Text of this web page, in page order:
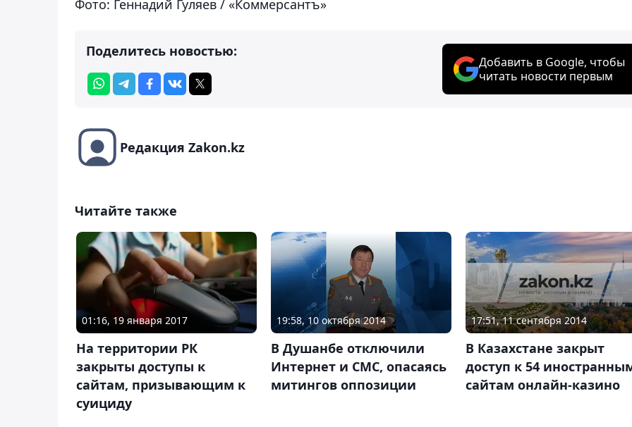
Фото: Геннадий Гуляев / «Коммерсантъ»
Поделитесь новостью:
Добавить в Google, чтобы
читать новости первым
Редакция Zakon.kz
Читайте также
01:16, 19 января 2017
На территории РК
закрыты доступы к
сайтам, призывающим к
суициду
19:58, 10 октября 2014
В Душанбе отключили
Интернет и СМС, опасаясь
митингов оппозиции
17:51, 11 сентября 2014
В Казахстане закрыт
доступ к 54
сайтам онлайн-казино